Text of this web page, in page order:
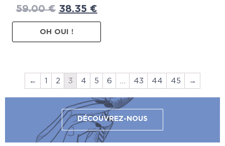
59.00€ 38.35 €
OH OUI !
← 1 2 3 4 5 6 43 44 45 →
DÉCOUVREZ-NOUS